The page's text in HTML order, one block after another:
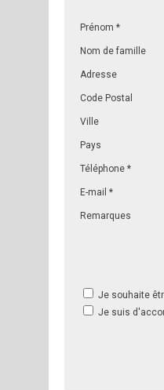
Prénom *
Nom de famille
Adresse
Code Postal
Ville
Pays
Téléphone *
E-mail *
Remarques
Je souhaite
Je suis